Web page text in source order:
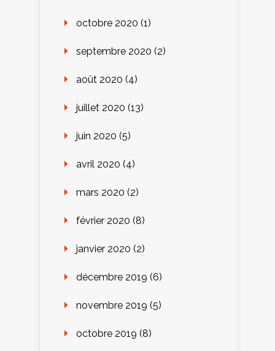
octobre 2020 (1)
septembre 2020 (2)
août 2020 (4)
juillet 2020 (13)
juin 2020 (5)
avril 2020 (4)
mars 2020 (2)
février 2020 (8)
janvier 2020 (2)
décembre 2019 (6)
novembre 2019 (5)
octobre 2019 (8)